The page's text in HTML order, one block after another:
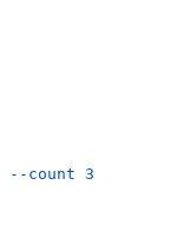
--count 3